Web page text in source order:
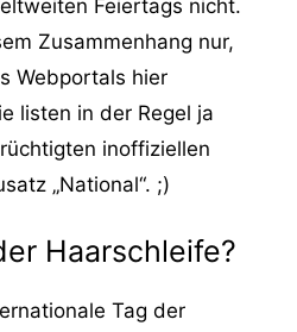
Feiertags nicht.
Zusammenhang nur,
Webportals hier
listen in der Regel ja
inoffiziellen
„National“. ;)
Haarschleife?
Tag der